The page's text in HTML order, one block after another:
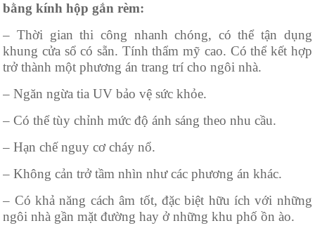
bằng kính hộp gắn rèm:
– Thời gian thi công nhanh chóng, có thể tận dụng
khung cửa sổ có sẵn. Tính thẩm mỹ cao. Có thể kết hợp
trở thành một phương án trang trí cho ngôi nhà.
– Ngăn ngừa tia UV bảo vệ sức khỏe.
– Có thể tùy chỉnh mức độ ánh sáng theo nhu cầu.
– Hạn chế nguy cơ cháy nổ.
– Không cản trở tầm nhìn như các phương án khác.
– Có khả năng cách âm tốt, đặc biệt hữu ích với những
ngôi nhà gần mặt đường hay ở những khu phố ồn ào.